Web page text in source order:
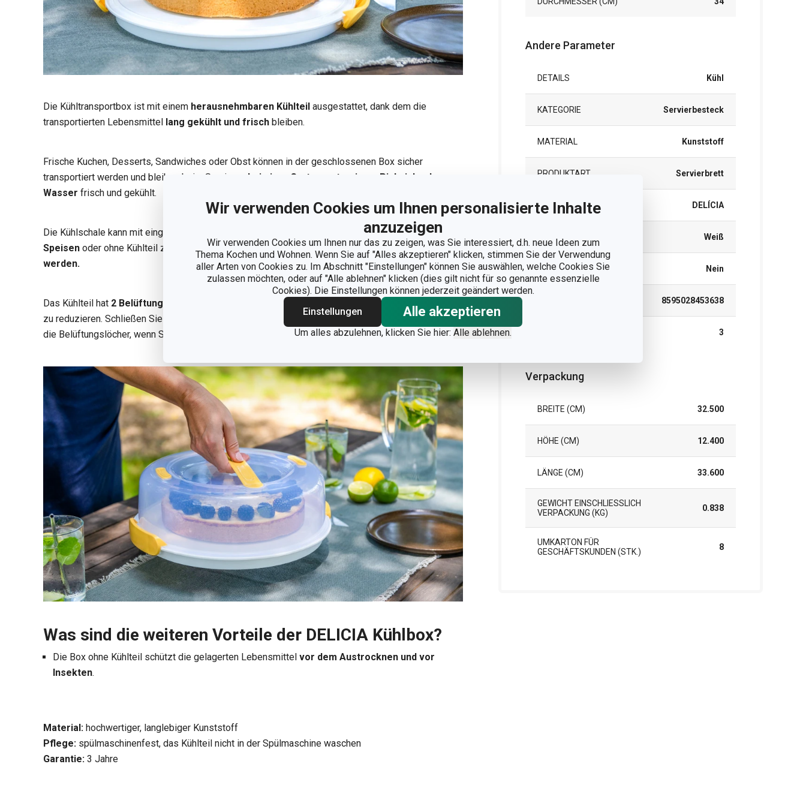
Wir verwenden Cookies um Ihnen personalisierte Inhalte
anzuzeigen
Wir verwenden Cookies um Ihnen nur das zu zeigen, was Sie interessiert, d.h. neue Ideen zum
Thema Kochen und Wohnen. Wenn Sie auf "Alles akzeptieren" klicken, stimmen Sie der Verwendung
aller Arten von Cookies zu. Im Abschnitt "Einstellungen" können Sie auswählen, welche Cookies Sie
zulassen möchten, oder auf "Alle ablehnen" klicken (dies gilt nicht für so genannte essenzielle
Cookies). Die Einstellungen können jederzeit geändert werden.
Einstellungen
Alle akzeptieren
Um alles abzulehnen, klicken Sie hier: Alle ablehnen.
Die Kühltransportbox ist mit einem herausnehmbaren Kühlteil ausgestattet, dank dem die
transportierten Lebensmittel lang gekühlt und frisch bleiben.
Frische Kuchen, Desserts, Sandwiches oder Obst können in der geschlossenen Box sicher
transportiert werden und bleiben beim Servieren bei einer Gartenparty, einem Picknick oder am
Wasser frisch und gekühlt.
Die Kühlschale kann mit eingesetztem Kühlteil zum
Transport und Servieren von gekühlten
Speisen oder ohne Kühlteil zum
Transport und Servieren von heißen Speisen verwendet
werden.
Das Kühlteil hat 2 Belüftungslöcher
, um Feuchtigkeitsentwicklung an der Innenseite des Deckels
zu reduzieren. Schließen Sie die Belüftungslöcher, wenn Sie die Kühlschale verwenden, öffnen Sie
die Belüftungslöcher, wenn Sie heiße Speisen aufbewahren.
Was sind die weiteren Vorteile der DELICIA Kühlbox?
Die Box ohne Kühlteil schützt die gelagerten Lebensmittel vor dem Austrocknen und vor
Insekten.
Material: hochwertiger, langlebiger Kunststoff
Pflege: spülmaschinenfest, das Kühlteil nicht in der Spülmaschine waschen
Garantie: 3 Jahre
Andere Parameter
DETAILS Kühl
KATEGORIE Servierbesteck
MATERIAL Kunststoff
PRODUKTART Servierbrett
PRODUKTLINIE DELÍCIA
FARBE Weiß
SPÜLMASCHINE Nein
8595028453638
3
Verpackung
BREITE (CM) 32.500
HÖHE (CM) 12.400
LÄNGE (CM) 33.600
GEWICHT EINSCHLIESSLICH V
ERPACKUNG (KG)
0.838
UMKARTON FÜR
GESCHÄFTSKUNDEN (STK.)
8